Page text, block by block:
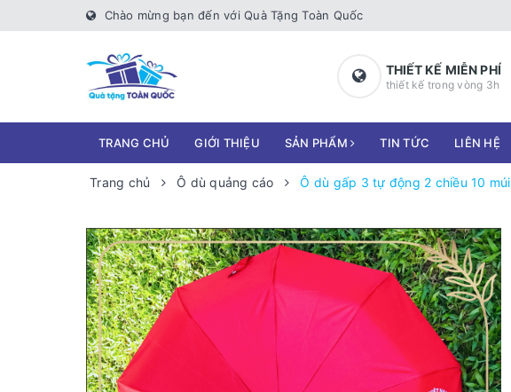
Chào mừng bạn đến với Quà Tặng Toàn Quốc
THIẾT KẾ MIỄN PHÍ
thiết kế trong vòng 3h
TRANG CHỦ GIỚI THIỆU SẢN PHẨM TIN TỨC LIÊN HỆ
Trang chủ Ô dù quảng cáo Ô dù gấp 3 tự động 2 chiều 10 múi